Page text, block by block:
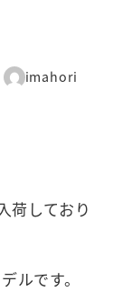
著
imahori
荷しており
ルです。